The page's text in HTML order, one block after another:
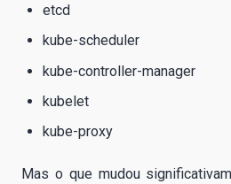
etcd
kube-scheduler
kube-controller-manager
kubelet
kube-proxy
Mas o que mudou